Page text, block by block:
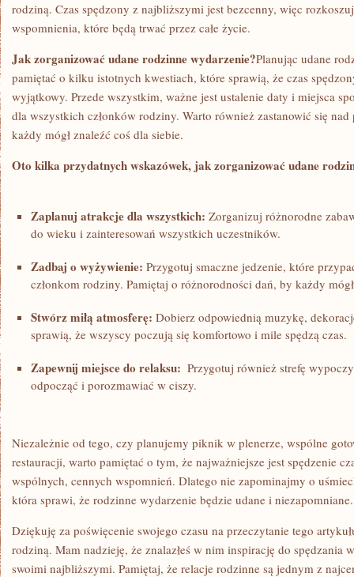
rodziną. Czas spędzony z najbliższymi jest bezcenny, więc
wspomnienia, które ⁣będą trwać przez całe życie.
Jak zorganizować udane rodzinne wydarzenie?Planując udane
pamiętać o kilku istotnych kwestiach, które sprawią, że czas
wyjątkowy. Przede wszystkim, ważne‌ jest ustalenie daty i miejsca
dla wszystkich członków rodziny. Warto również zastanowić się
każdy mógł znaleźć⁣ coś dla siebie.
Oto kilka przydatnych wskazówek, jak zorganizować udane
Zaplanuj atrakcje dla wszystkich: Zorganizuj​ różnorodne
do⁢ wieku i zainteresowań wszystkich uczestników.
Zadbaj o⁣ wyżywienie: Przygotuj smaczne jedzenie, które
członkom rodziny. Pamiętaj o różnorodności dań, by każdy
Stwórz miłą atmosferę: ⁢Dobierz odpowiednią muzykę,
‌sprawią, że wszyscy poczują się komfortowo i mile spędzą czas.
Zapewnij miejsce do relaksu:
Przygotuj również strefę
odpocząć i porozmawiać⁤ w ciszy.
Niezależnie od tego, czy ​planujemy piknik w plenerze, wspólne
restauracji, warto pamiętać o tym, że najważniejsze jest spędzenie
wspólnych,⁣ cennych wspomnień. Dlatego nie zapominajmy o
która ⁣sprawi, że rodzinne wydarzenie będzie udane i niezapomniane.
Dziękuję za poświęcenie swojego czasu ‍na przeczytanie tego
rodziną. Mam nadzieję, że‌ znalazłeś w nim inspirację do ‌spędzania
swoimi najbliższymi. Pamiętaj, że relacje rodzinne są jednym z